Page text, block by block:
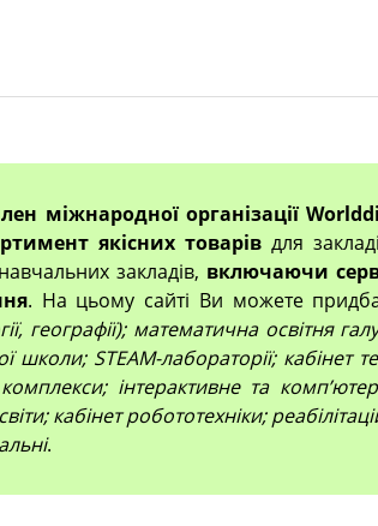
міжнародної організації
якісних товарів для
закладів, включаючи
. На цьому сайті Ви можете
географії); математична освітня
STEAM-лабораторії; кабінет
інтерактивне та
кабінет робототехніки;
.